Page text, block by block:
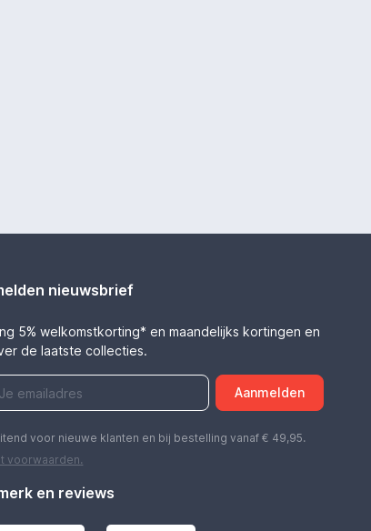
nieuwsbrief
5% welkomstkorting* en maandelijks kortingen en
de laatste collecties.
Aanmelden
voor nieuwe klanten en bij bestelling vanaf € 49,95.
voorwaarden.
en reviews